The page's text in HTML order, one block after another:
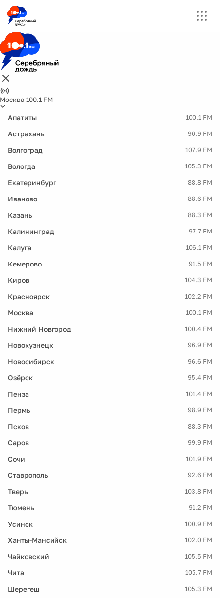
Москва 100.1 FM
Апатиты 100.1 FM
Астрахань 90.9 FM
Волгоград 107.9 FM
Вологда 105.3 FM
Екатеринбург 88.8 FM
Иваново 88.6 FM
Казань 88.3 FM
Калининград 97.7 FM
Калуга 106.1 FM
Кемерово 91.5 FM
Киров 104.3 FM
Красноярск 102.2 FM
Москва 100.1 FM
Нижний Новгород 100.4 FM
Новокузнецк 96.9 FM
Новосибирск 96.6 FM
Озёрск 95.4 FM
Пенза 101.4 FM
Пермь 98.9 FM
Псков 88.3 FM
Саров 99.9 FM
Сочи 101.9 FM
Ставрополь 92.6 FM
Тверь 103.8 FM
Тюмень 91.2 FM
Усинск 100.9 FM
Ханты-Мансийск 102.0 FM
Чайковский 105.5 FM
Чита 105.7 FM
Шерегеш 105.3 FM